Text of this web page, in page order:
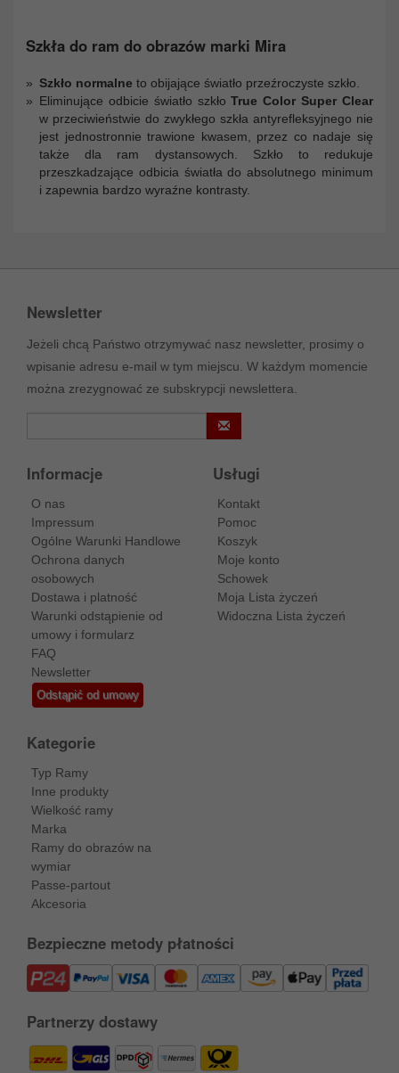
Szkła do ram do obrazów marki Mira
Szkło normalne to obijające światło przeźroczyste szkło.
Eliminujące odbicie światło szkłoTrue Color Super Clear
w przeciwieństwie do zwykłego szkła antyrefleksyjnego nie
jest jednostronnie trawione kwasem, przez co nadaje się
także dla ram dystansowych. Szkło to redukuje
przeszkadzające odbicia światła do absolutnego minimum
i zapewnia bardzo wyraźne kontrasty.
Newsletter
Jeżeli chcą Państwo otrzymywać nasz newsletter, prosimy o
wpisanie adresu e-mail w tym miejscu. W każdym momencie
można zrezygnować ze subskrypcji newslettera.
Informacje
O nas
Impressum
Ogólne Warunki Handlowe
Ochrona danych
osobowych
Dostawa i platność
Warunki odstąpienie od
umowy i formularz
FAQ
Newsletter
Odstąpić od umowy
Usługi
Kontakt
Pomoc
Koszyk
Moje konto
Schowek
Moja Lista życzeń
Widoczna Lista życzeń
Kategorie
Typ Ramy
Inne produkty
Wielkość ramy
Marka
Ramy do obrazów na
wymiar
Passe-partout
Akcesoria
Bezpieczne metody płatności
Partnerzy dostawy